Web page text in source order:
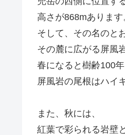
高さが868mあります
そして、その名のと
その麓に広がる屏風
春になると樹齢100
屏風岩の尾根はハイ
また、秋には、
紅葉で彩られる岩壁